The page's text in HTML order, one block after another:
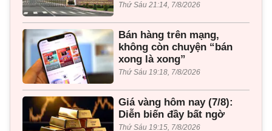
Thứ Sáu 21:14, 7/8/2026
Bán hàng trên mạng,
không còn chuyện “bán
xong là xong”
Thứ Sáu 19:18, 7/8/2026
Giá vàng hôm nay (7/8):
Diễn biến đầy bất ngờ
Thứ Sáu 19:15, 7/8/2026